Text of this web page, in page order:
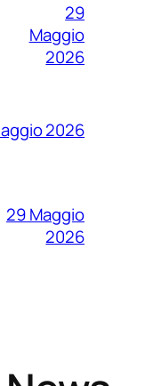
29
Maggio
2026
2026
29 Maggio
2026